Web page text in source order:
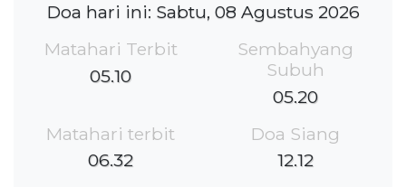
Doa hari ini: Sabtu, 08 Agustus 2026
Matahari Terbit
05.10
Sembahyang
Subuh
05.20
Matahari terbit
06.32
Doa Siang
12.12